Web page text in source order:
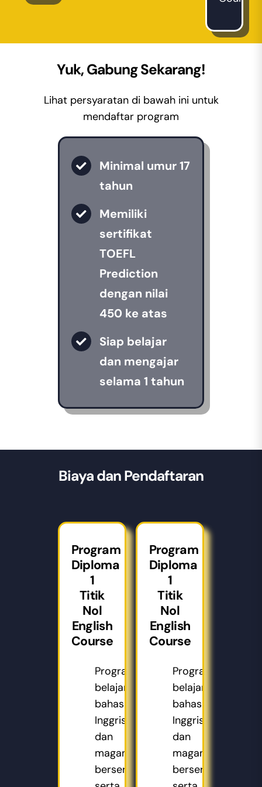
Yuk, Gabung Sekarang!
Lihat persyaratan di bawah ini untuk
mendaftar program
Minimal umur 17
tahun
Memiliki
sertifikat
TOEFL
Prediction
dengan nilai
450 ke atas
Siap belajar
dan mengajar
selama 1 tahun
Biaya dan Pendaftaran
Program
Diploma
1
Titik
Nol
English
Course
Program
belajar
bahasa
Inggris
dan
magang
bersertifkat
Program
Diploma
1
Titik
Nol
English
Course
Program
belajar
bahasa
Inggris
dan
magang
bersertifkat